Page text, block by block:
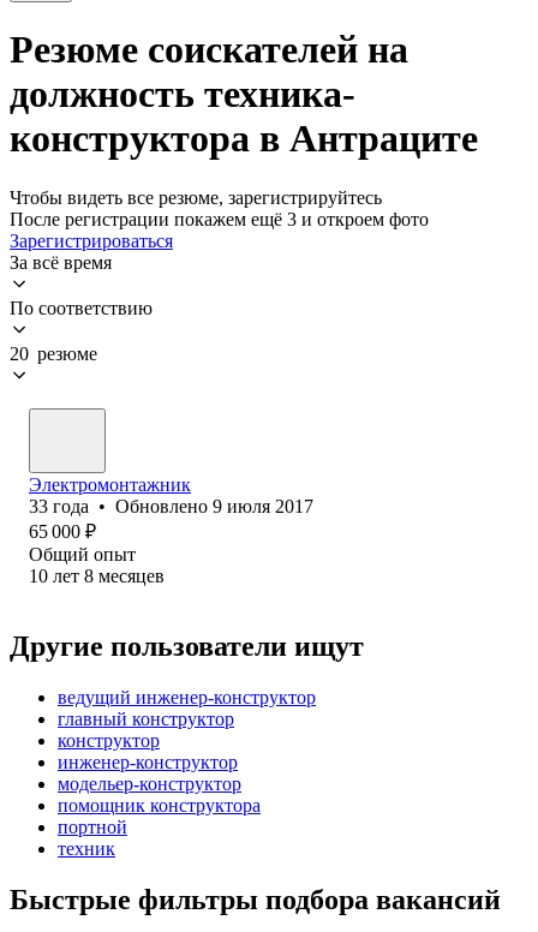
Резюме соискателей на
должность техника-
конструктора в Антраците
Чтобы видеть все резюме, зарегистрируйтесь
После регистрации покажем ещё 3 и откроем фото
Зарегистрироваться
За всё время
По соответствию
20 резюме
Электромонтажник
33 года • Обновлено 9 июля 2017
65 000 ₽
Общий опыт
10 лет 8 месяцев
Другие пользователи ищут
ведущий инженер-конструктор
главный конструктор
конструктор
инженер-конструктор
модельер-конструктор
помощник конструктора
портной
техник
Быстрые фильтры подбора вакансий